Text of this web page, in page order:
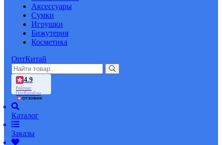
Аксессуары
Сумки
Игрушки
Бижутерия
Косметика
ОптКитай
4.9
Рейтинг
ОптКитай на
Каталог
Заказы